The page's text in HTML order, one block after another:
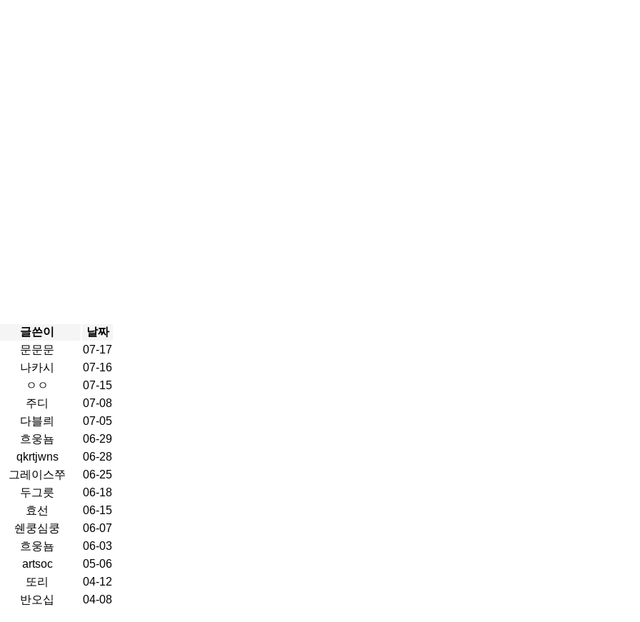
글쓴이
날짜
문문문
07-17
나카시
07-16
ㅇㅇ
07-15
주디
07-08
다블릐
07-05
흐웅뇸
06-29
qkrtjwns
06-28
그레이스쭈
06-25
두그릇
06-18
효선
06-15
쉔쿵심쿵
06-07
흐웅뇸
06-03
artsoc
05-06
또리
04-12
반오십 04-08